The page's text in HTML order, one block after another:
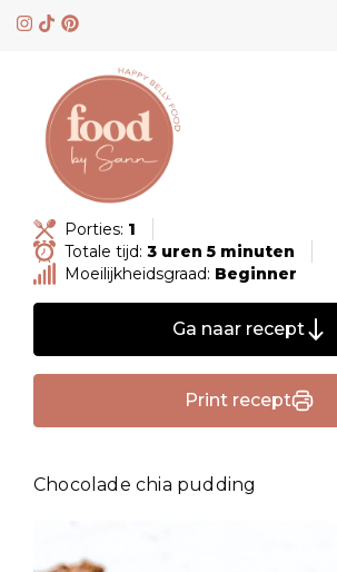
Skip
Porties: 1
Totale tijd: 3 uren 5 minuten
Moeilijkheidsgraad: Beginner
Ga naar recept
Print recept
Chocolade chia pudding